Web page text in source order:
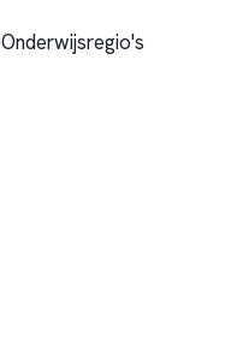
Onderwijsregio's